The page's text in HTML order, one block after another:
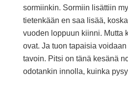
sormiinkin. Sormiin lisättiin
tietenkään en saa lisää,
vuoden loppuun kiinni. Mutta
ovat. Ja tuon tapaisia
tavoin. Pitsi on tänä kesänä
odotankin innolla, kuinka